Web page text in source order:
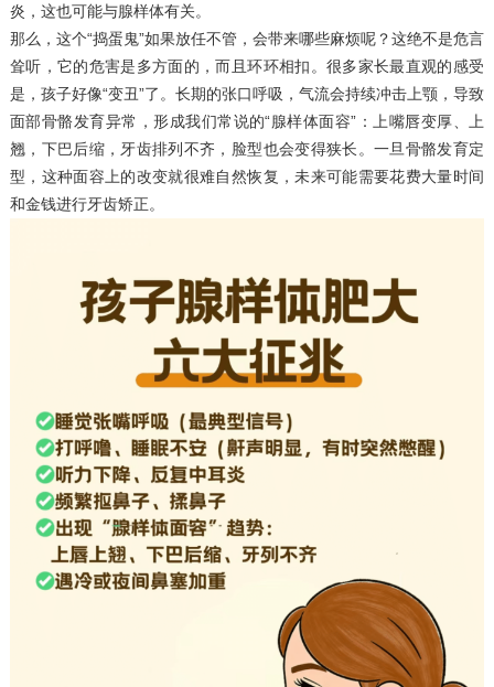
炎，这也可能与腺样体有关。
那么，这个“捣蛋鬼”如果放任不管，会带来哪些麻烦呢？这绝不是危言
耸听，它的危害是多方面的，而且环环相扣。很多家长最直观的感受
是，孩子好像“变丑”了。长期的张口呼吸，气流会持续冲击上颚，导致
面部骨骼发育异常，形成我们常说的“腺样体面容”：上嘴唇变厚、上
翘，下巴后缩，牙齿排列不齐，脸型也会变得狭长。一旦骨骼发育定
型，这种面容上的改变就很难自然恢复，未来可能需要花费大量时间
和金钱进行牙齿矫正。